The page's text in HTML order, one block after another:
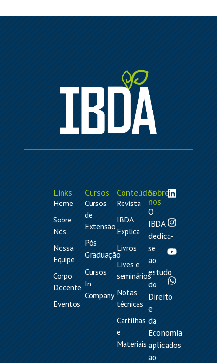
Links
Home
Sobre
Nós
Nossa
Equipe
Corpo
Docente
Eventos
Cursos
Cursos
de
Extensão
Pós
Graduação
Cursos
In
Company
Conteúdos
Revista
IBDA
Explica
Livros
Lives e
seminários
Notas
técnicas
Cartilhas
e
Materiais
Sobre
nós
O
IBDA
dedica-
se
ao
estudo
do
Direito
e
da
Economia
aplicados
ao